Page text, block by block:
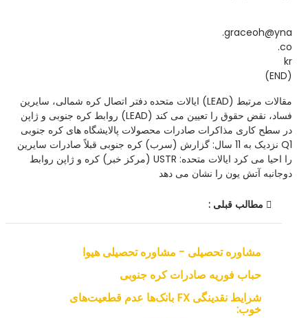
graceoh@yna.
co.
kr
(END)
مقالات مرتبط (LEAD) ایالات متحده دفتر اتصال کره شمالی، سایرین
فساد، نقض حقوق را تعیین می کند (LEAD) روابط کره جنوبی و ژاپن
در سطح کاری مذاکرات صادرات محصولات پالایشگاه های کره جنوبی
Q1 نزدیک به 11 سال: گزارش (سرب) کره جنوبی قبلاً صادرات سایرین
را احیا می کرد ایالات متحده: USTR (مرکز خبر) کره و ژاپن روابط
دوجانبه آتش یون را نشان می دهد
مطالب قبلی :
مشاوره تحصیلی - مشاوره تحصیلی هیوا
حباب فوریه صادرات کره جنوبی
شرایط نقدینگی FX بانک‌ها عدم قطعیت‌های
خوب: